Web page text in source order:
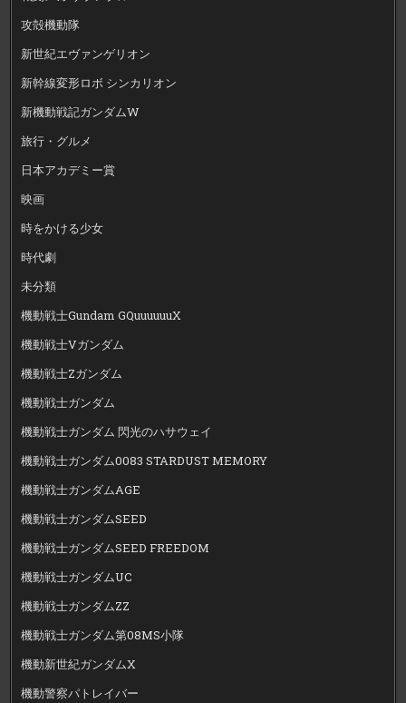
攻殻機動隊
新世紀エヴァンゲリオン
新幹線変形ロボ シンカリオン
新機動戦記ガンダムW
旅行・グルメ
日本アカデミー賞
映画
時をかける少女
時代劇
未分類
機動戦士Gundam GQuuuuuuX
機動戦士Vガンダム
機動戦士Zガンダム
機動戦士ガンダム
機動戦士ガンダム 閃光のハサウェイ
機動戦士ガンダム0083 STARDUST MEMORY
機動戦士ガンダムAGE
機動戦士ガンダムSEED
機動戦士ガンダムSEED FREEDOM
機動戦士ガンダムUC
機動戦士ガンダムZZ
機動戦士ガンダム第08MS小隊
機動新世紀ガンダムX
機動警察パトレイバー